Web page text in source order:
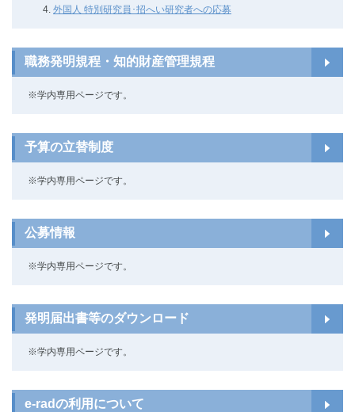
外国人 特別研究員･招へい研究者への応募
職務発明規程・知的財産管理規程
※学内専用ページです。
予算の立替制度
※学内専用ページです。
公募情報
※学内専用ページです。
発明届出書等のダウンロード
※学内専用ページです。
e-radの利用について